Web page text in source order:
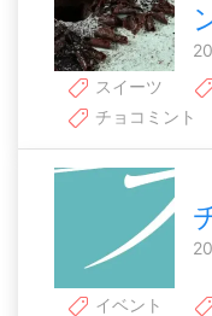
スイーツ
チョコミント
イベント